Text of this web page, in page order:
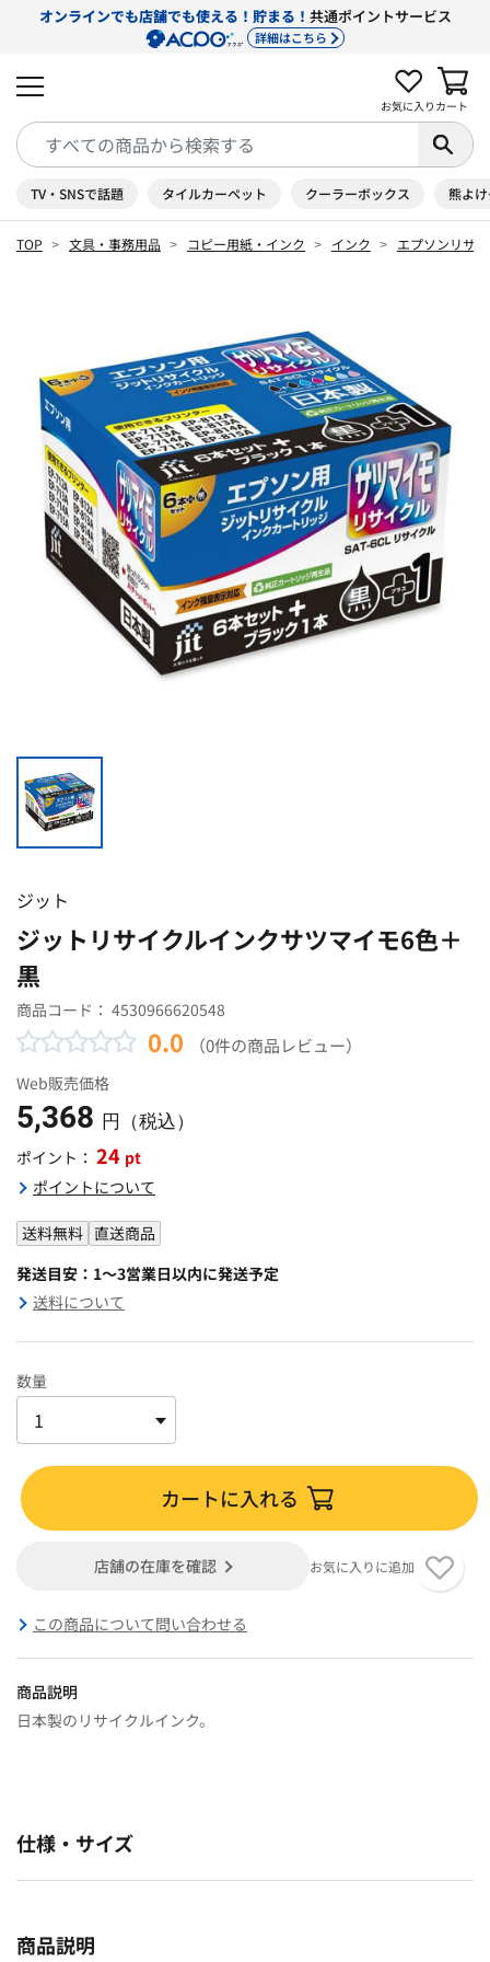
オンラインでも店舗でも使える！貯まる！ 共通ポイントサービス
詳細はこちら
お気に入り カート
TV・SNSで話題 タイルカーペット クーラーボックス 熊よ
TOP 文具・事務用品 コピー用紙・インク インク エプソンリサ
ジット
ジットリサイクルインクサツマイモ6色＋
黒
商品コード： 4530966620548
0.0 （0件の商品レビュー）
Web販売価格
5,368 円（税込）
ポイント： 24 pt
ポイントについて
送料無料 直送商品
発送目安：1～3営業日以内に発送予定
送料について
数量
カートに入れる
店舗の在庫を確認 お気に入りに追加
この商品について問い合わせる
商品説明
日本製のリサイクルインク。
仕様・サイズ
商品説明